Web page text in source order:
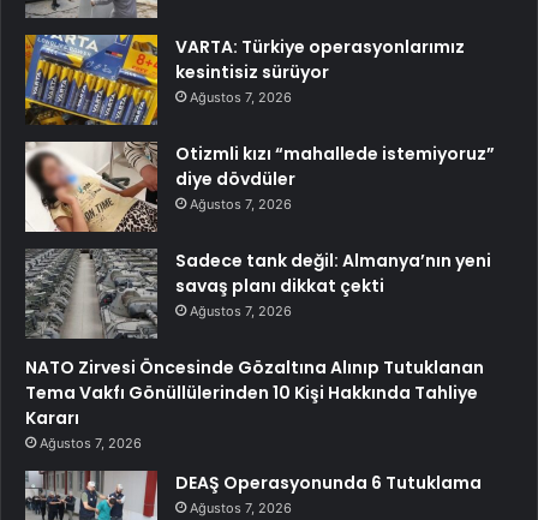
VARTA: Türkiye operasyonlarımız
kesintisiz sürüyor
Ağustos 7, 2026
Otizmli kızı “mahallede istemiyoruz”
diye dövdüler
Ağustos 7, 2026
Sadece tank değil: Almanya’nın yeni
savaş planı dikkat çekti
Ağustos 7, 2026
NATO Zirvesi Öncesinde Gözaltına Alınıp Tutuklanan
Tema Vakfı Gönüllülerinden 10 Kişi Hakkında Tahliye
Kararı
Ağustos 7, 2026
DEAŞ Operasyonunda 6 Tutuklama
Ağustos 7, 2026